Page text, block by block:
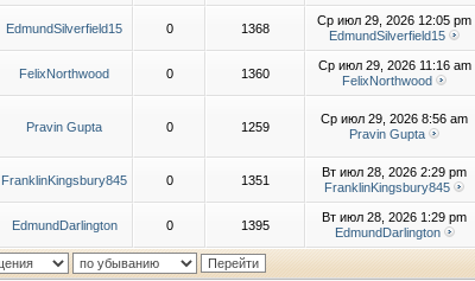
EdmundSilverfield15 0 1368
Ср июл 29, 2026 12:05 pm
EdmundSilverfield15
FelixNorthwood 0 1360
Ср июл 29, 2026 11:16 am
FelixNorthwood
Pravin Gupta 0 1259
Ср июл 29, 2026 8:56 am
Pravin Gupta
FranklinKingsbury845 0 1351
Вт июл 28, 2026 2:29 pm
FranklinKingsbury845
EdmundDarlington 0 1395
Вт июл 28, 2026 1:29 pm
EdmundDarlington